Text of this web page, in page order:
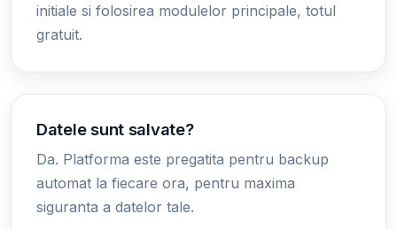
initiale si folosirea modulelor principale, totul
gratuit.
Datele sunt salvate?
Da. Platforma este pregatita pentru backup
automat la fiecare ora, pentru maxima
siguranta a datelor tale.